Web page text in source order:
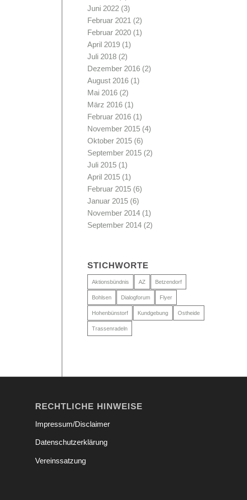
Juni 2022(3)
Februar 2021 (2)
Februar 2020(1)
April 2019(1)
Juli 2018(2)
Dezember 2016(2)
August 2016(1)
Mai 2016(2)
März 2016(1)
Februar 2016(1)
November 2015(4)
Oktober 2015(6)
September 2015(2)
Juli 2015(1)
April 2015(1)
Februar 2015(6)
Januar 2015(6)
November 2014(1)
September 2014(2)
STICHWORTE
Aktionsbündnis AZ Betzendorf
Bohlsen Dialogforum Flyer
Hohenbünstorf Kundgebung Ostheide
Trassenradeln
RECHTLICHE HINWEISE
Impressum/Disclaimer
Datenschutzerklärung
Vereinssatzung